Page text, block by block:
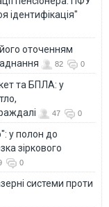
ідентифікація"
оточенням
82 0
та БПЛА: у
47 0
у полон до
зіркового
0
системи проти